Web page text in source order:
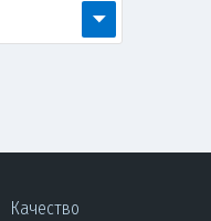
Качество